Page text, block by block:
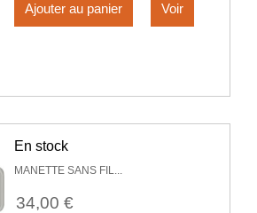
Ajouter au panier Voir
En stock
MANETTE SANS FIL...
34,00 €